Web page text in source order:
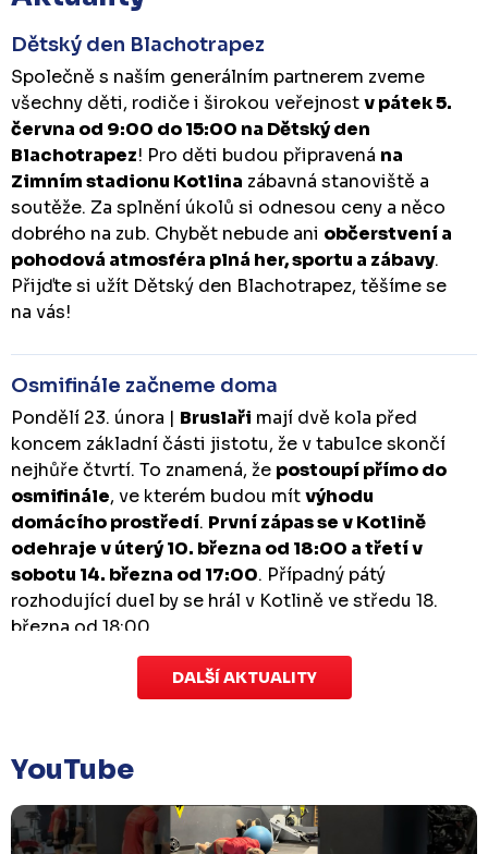
Dětský den Blachotrapez
Společně s naším generálním partnerem zveme
všechny děti, rodiče i širokou veřejnostv pátek 5.
června od 9:00 do 15:00 na Dětský den
Blachotrapez! Pro děti budou připravená na
Zimním stadionu Kotlina zábavná stanoviště a
soutěže. Za splnění úkolů si odnesou ceny a něco
dobrého na zub. Chybět nebude ani občerstvení a
pohodová atmosféra plná her, sportu a zábavy.
Přijďte si užít Dětský den Blachotrapez, těšíme se
na vás!
Osmifinále začneme doma
Pondělí 23. února | Bruslaři mají dvě kola před
koncem základní části jistotu, že v tabulce skončí
nejhůře čtvrtí. To znamená, že postoupí přímo do
osmifinále, ve kterém budou mítvýhodu
domácího prostředí. První zápas se v Kotlině
odehraje v úterý 10. března od 18:00 a třetí v
sobotu 14. března od 17:00. Případný pátý
rozhodující duel by se hrál v Kotlině ve středu 18.
března od 18:00.
Zápas dorostu je odložen
které se mělo odehrát v pátek 30. ledna ve 14:15,
odloženo!Odehraje se v náhradním termínu, o
kterém se bude jednat.
DALŠÍ AKTUALITY
YouTube